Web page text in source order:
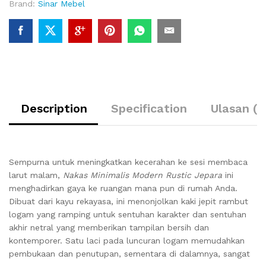
Brand: Sinar Mebel
Description Specification Ulasan
Sempurna untuk meningkatkan kecerahan ke sesi membaca
larut malam, Nakas Minimalis Modern Rustic Jepara ini
menghadirkan gaya ke ruangan mana pun di rumah Anda.
Dibuat dari kayu rekayasa, ini menonjolkan kaki jepit rambut
logam yang ramping untuk sentuhan karakter dan sentuhan
akhir netral yang memberikan tampilan bersih dan
kontemporer. Satu laci pada luncuran logam memudahkan
pembukaan dan penutupan, sementara di dalamnya, sangat